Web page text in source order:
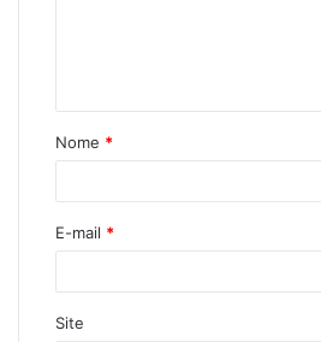
Nome *
E-mail *
Site